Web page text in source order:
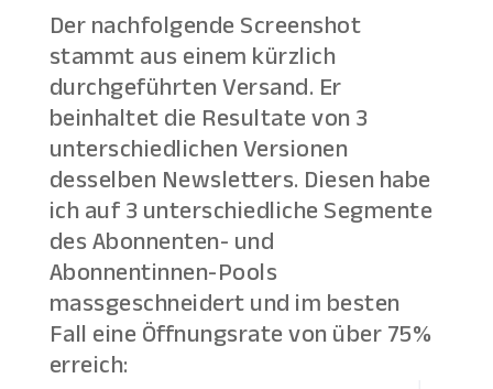
Der nachfolgende Screenshot
stammt aus einem kürzlich
durchgeführten Versand. Er
beinhaltet die Resultate von 3
unterschiedlichen Versionen
desselben Newsletters. Diesen habe
ich auf 3 unterschiedliche Segmente
des Abonnenten- und
Abonnentinnen-Pools
massgeschneidert und im besten
Fall eine Öffnungsrate von über 75%
erreich: